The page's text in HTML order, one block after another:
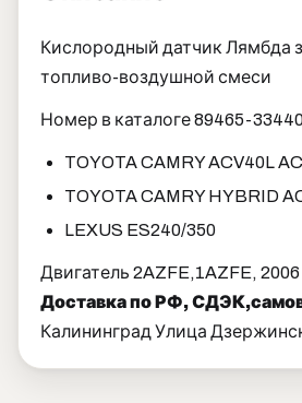
Кислородный датчик Лямбда
топливо-воздушной смеси
Номер в каталоге 89465-
TOYOTA CAMRY ACV40L
TOYOTA CAMRY HYBRID
LEXUS ES240/350
Двигатель 2AZFE,1AZFE,
Доставка по РФ,
Калининград Улица